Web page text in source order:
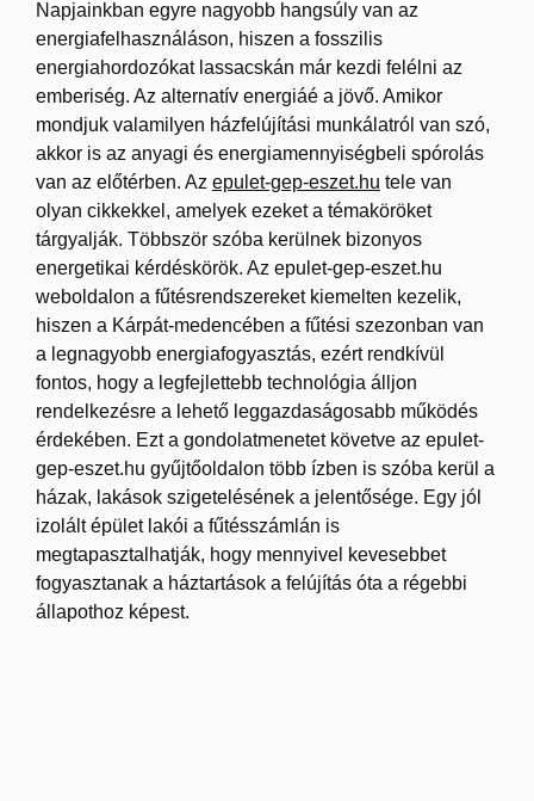
Napjainkban egyre nagyobb hangsúly van az
energiafelhasználáson, hiszen a fosszilis
energiahordozókat lassacskán már kezdi felélni az
emberiség. Az alternatív energiáé a jövő. Amikor
mondjuk valamilyen házfelújítási munkálatról van szó,
akkor is az anyagi és energiamennyiségbeli spórolás
van az előtérben. Az epulet-gep-eszet.hu tele van
olyan cikkekkel, amelyek ezeket a témaköröket
tárgyalják. Többször szóba kerülnek bizonyos
energetikai kérdéskörök. Az epulet-gep-eszet.hu
weboldalon a fűtésrendszereket kiemelten kezelik,
hiszen a Kárpát-medencében a fűtési szezonban van
a legnagyobb energiafogyasztás, ezért rendkívül
fontos, hogy a legfejlettebb technológia álljon
rendelkezésre a lehető leggazdaságosabb működés
érdekében. Ezt a gondolatmenetet követve az epulet-
gep-eszet.hu gyűjtőoldalon több ízben is szóba kerül a
házak, lakások szigetelésének a jelentősége. Egy jól
izolált épület lakói a fűtésszámlán is
megtapasztalhatják, hogy mennyivel kevesebbet
fogyasztanak a háztartások a felújítás óta a régebbi
állapothoz képest.